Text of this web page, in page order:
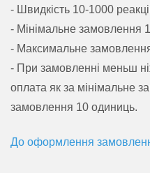
- Швидкість 10-1000
- Мінімальне замовлення
- Максимальне
- При замовленні меньш
оплата як за мінімальне
замовлення 10 одиниць.
До оформлення